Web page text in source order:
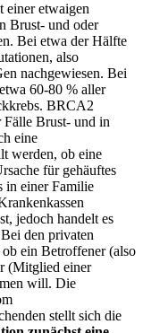
einer etwaigen
Brust- und oder
Bei etwa der Hälfte
also
nachgewiesen. Bei
60-80 % aller
BRCA2
Brust- und in
eine
werden, ob eine
für gehäuftes
in einer Familie
jedoch handelt es
den privaten
ein Betroffener (also
(Mitglied einer
will. Die
stellt sich die